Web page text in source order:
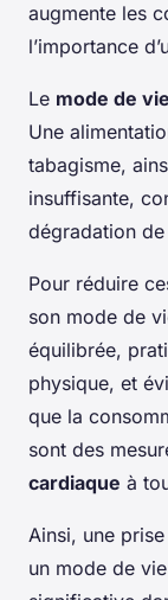
augmente les
l’importance
Le mode de vie
Une
tabagisme,
insuffisante,
dégradation
Pour réduire
son mode de
équilibrée,
physique, et
que la
sont des
cardiaque à
Ainsi, une
un mode de